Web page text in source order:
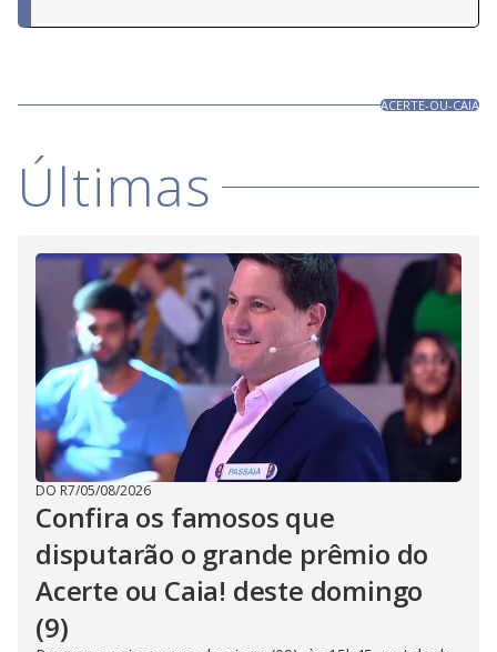
ACERTE-OU-CAIA
Últimas
DO R7/05/08/2026
Confira os famosos que
disputarão o grande prêmio do
Acerte ou Caia! deste domingo
(9)